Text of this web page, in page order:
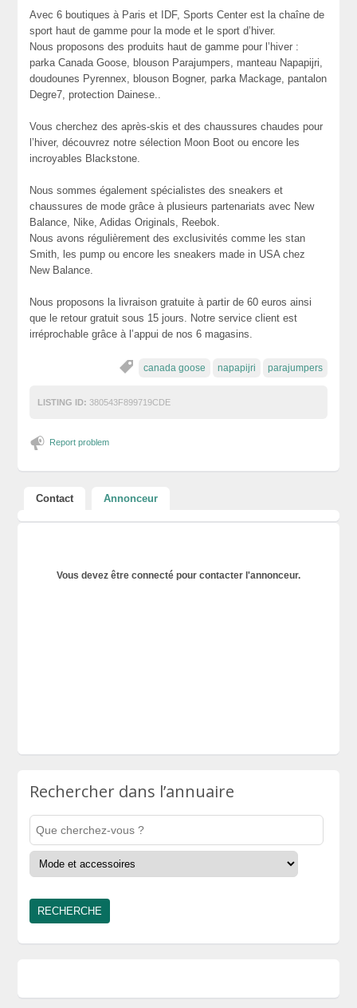
Avec 6 boutiques à Paris et IDF, Sports Center est la chaîne de
sport haut de gamme pour la mode et le sport d’hiver.
Nous proposons des produits haut de gamme pour l’hiver :
parka Canada Goose, blouson Parajumpers, manteau Napapijri,
doudounes Pyrennex, blouson Bogner, parka Mackage, pantalon
Degre7, protection Dainese..
Vous cherchez des après-skis et des chaussures chaudes pour
l’hiver, découvrez notre sélection Moon Boot ou encore les
incroyables Blackstone.
Nous sommes également spécialistes des sneakers et
chaussures de mode grâce à plusieurs partenariats avec New
Balance, Nike, Adidas Originals, Reebok.
Nous avons régulièrement des exclusivités comme les stan
Smith, les pump ou encore les sneakers made in USA chez
New Balance.
Nous proposons la livraison gratuite à partir de 60 euros ainsi
que le retour gratuit sous 15 jours. Notre service client est
irréprochable grâce à l’appui de nos 6 magasins.
canada goose napapijri parajumpers
LISTING ID: 380543F899719CDE
Report problem
Contact Annonceur
Vous devez être connecté pour contacter l'annonceur.
Rechercher dans l’annuaire